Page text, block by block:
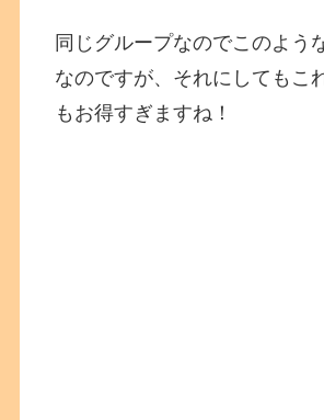
同じグループなのでこのよう
なのですが、それにしてもこ
もお得すぎますね！